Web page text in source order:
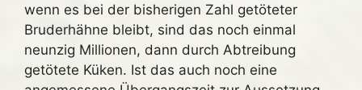
wenn es bei der bisherigen Zahl getöteter
Bruderhähne bleibt, sind das noch einmal
neunzig Millionen, dann durch Abtreibung
getötete Küken. Ist das auch noch eine